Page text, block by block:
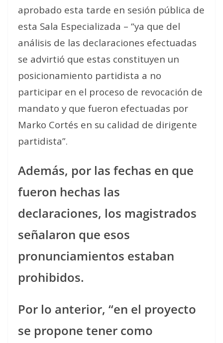
aprobado esta tarde en sesión pública de
esta Sala Especializada – “ya que del
análisis de las declaraciones efectuadas
se advirtió que estas constituyen un
posicionamiento partidista a no
participar en el proceso de revocación de
mandato y que fueron efectuadas por
Marko Cortés en su calidad de dirigente
partidista”.
Además, por las fechas en que
fueron hechas las
declaraciones, los magistrados
señalaron que esos
pronunciamientos estaban
prohibidos.
Por lo anterior, “en el proyecto
se propone tener como